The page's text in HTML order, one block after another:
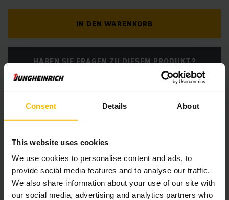
Consent Details About
This website uses cookies
We use cookies to personalise content and ads, to
provide social media features and to analyse our traffic.
We also share information about your use of our site with
our social media, advertising and analytics partners who
IN DEN WARENKORB
HABEN SIE FRAGEN ZU DIESEM PRODUKT?
Der Zwischenverkauf ist vorbehalten.
Produktinformationen
Der folgende Abschnitt bietet eine umfassende
Zusammenfassung der technischen Spezifikationen und
Ausstattungen des Fahrzeugs.